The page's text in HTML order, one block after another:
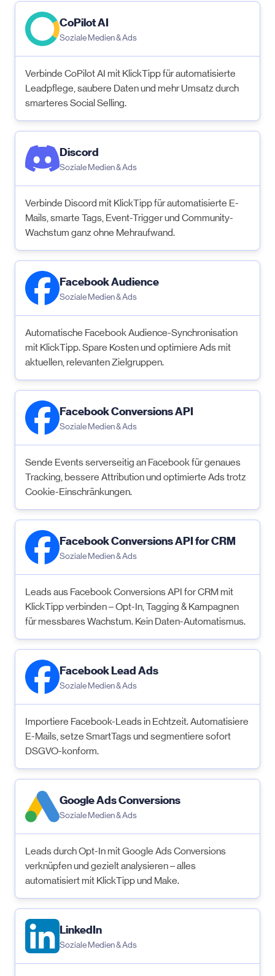
CoPilot AI
Soziale Medien & Ads
Verbinde CoPilot AI mit KlickTipp für automatisierte
Leadpflege, saubere Daten und mehr Umsatz durch
smarteres Social Selling.
Discord
Soziale Medien & Ads
Verbinde Discord mit KlickTipp für automatisierte E-
Mails, smarte Tags, Event-Trigger und Community-
Wachstum ganz ohne Mehraufwand.
Facebook Audience
Soziale Medien & Ads
Automatische Facebook Audience-Synchronisation
mit KlickTipp. Spare Kosten und optimiere Ads mit
aktuellen, relevanten Zielgruppen.
Facebook Conversions API
Soziale Medien & Ads
Sende Events serverseitig an Facebook für genaues
Tracking, bessere Attribution und optimierte Ads trotz
Cookie-Einschränkungen.
Facebook Conversions API for CRM
Soziale Medien & Ads
Leads aus Facebook Conversions API for CRM mit
KlickTipp verbinden – Opt-In, Tagging & Kampagnen
für messbares Wachstum. Kein Daten-Automatismus.
Facebook Lead Ads
Soziale Medien & Ads
Importiere Facebook-Leads in Echtzeit. Automatisiere
E-Mails, setze SmartTags und segmentiere sofort
DSGVO-konform.
Google Ads Conversions
Soziale Medien & Ads
Leads durch Opt-In mit Google Ads Conversions
verknüpfen und gezielt analysieren – alles
automatisiert mit KlickTipp und Make.
LinkedIn
Soziale Medien & Ads